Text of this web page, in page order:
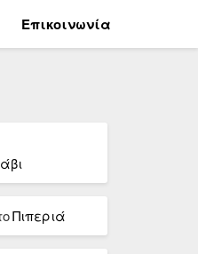
Επικοινωνία
Πιπεριά